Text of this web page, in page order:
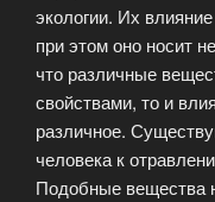
экологии. Их
при этом оно носит
что различные
свойствами, то и
различное.
человека к
Подобные вещества